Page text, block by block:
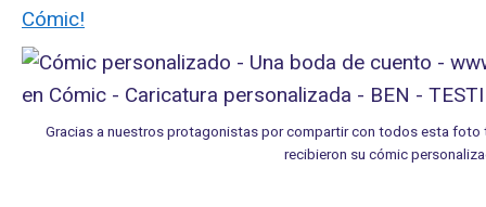
Cómic!
Gracias a nuestros protagonistas por compartir con todos esta foto
recibieron su cómic